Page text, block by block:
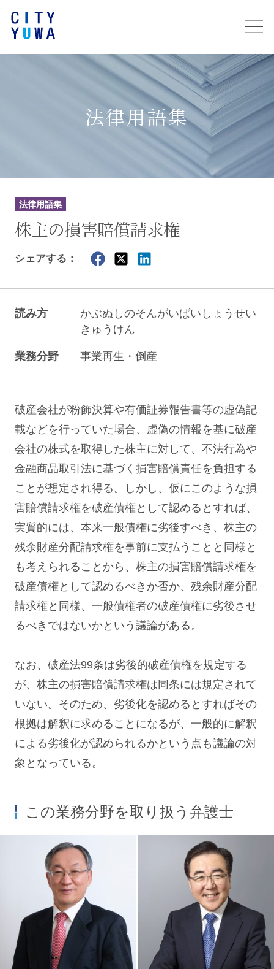
法律用語集
法律用語集
株主の損害賠償請求権
シェアする：
読み方
かぶぬしのそんがいばいしょうせい
きゅうけん
業務分野 事業再生・倒産
破産会社が粉飾決算や有価証券報告書等の虚偽記
載などを行っていた場合、虚偽の情報を基に破産
会社の株式を取得した株主に対して、不法行為や
金融商品取引法に基づく損害賠償責任を負担する
ことが想定され得る。しかし、仮にこのような損
害賠償請求権を破産債権として認めるとすれば、
実質的には、本来一般債権に劣後すべき、株主の
残余財産分配請求権を事前に支払うことと同様と
も考えられることから、株主の損害賠償請求権を
破産債権として認めるべきか否か、残余財産分配
請求権と同様、一般債権者の破産債権に劣後させ
るべきではないかという議論がある。
なお、破産法99条は劣後的破産債権を規定する
が、株主の損害賠償請求権は同条には規定されて
いない。そのため、劣後化を認めるとすればその
根拠は解釈に求めることになるが、一般的に解釈
による劣後化が認められるかという点も議論の対
象となっている。
この業務分野を取り扱う弁護士